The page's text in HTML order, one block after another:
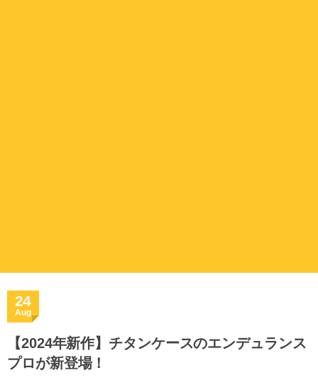
24
Aug
【2024年新作】チタンケースのエンデュランス
プロが新登場！